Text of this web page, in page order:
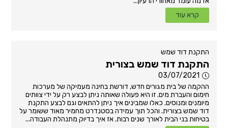
קרא עוד
התקנת דוד שמש
התקנת דוד שמש בצורית
03/07/2021
ההקמה של בית מגורים חדש, דורשת בחינה מעמיקה של מערכות
חימום והעברת מים. זו היא פעולה שאותה ניתן לבצע רק על ידי צוותים
מיומנים ומנוסים. כאלו שמבינים איך ניתן להתאים וגם לבצע התקנת
דוד שמש בצורית. והכל תוך עמידה בסטנדרט מחמיר מאוד ששומר על
בטיחות בני הבית לאורך שנים רבות. אז איך בדיוק מתנהלת העבודה...